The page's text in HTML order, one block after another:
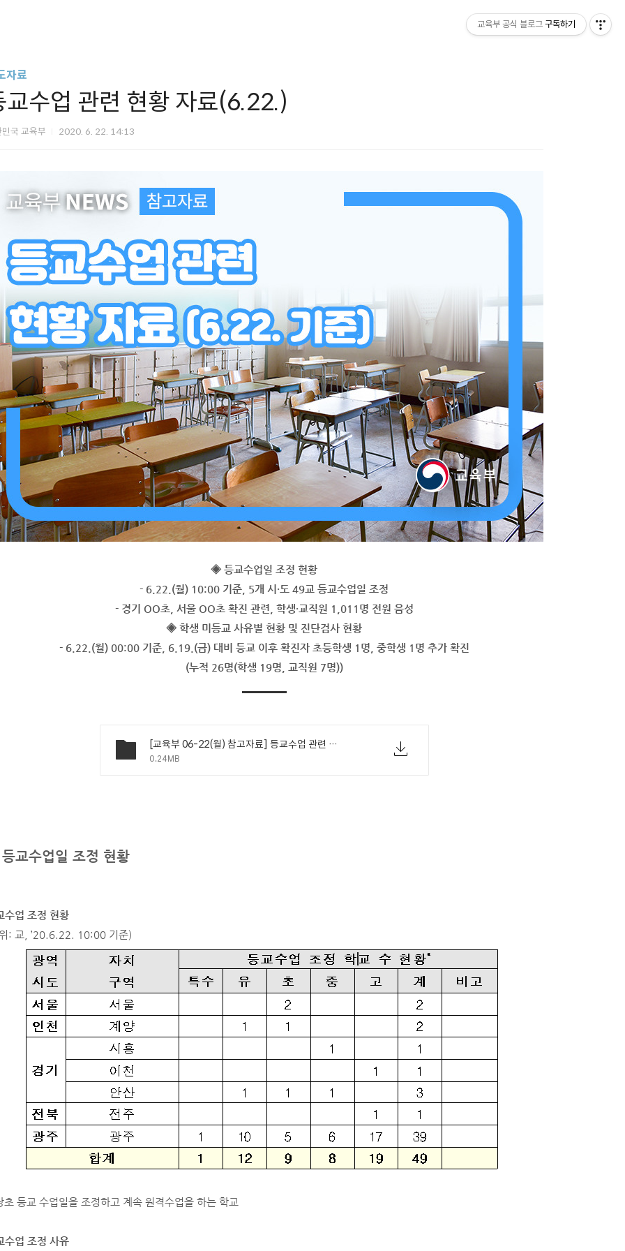
자료
교수업 관련 현황 자료(6.22.)
국 교육부 2020. 6. 22. 14:13
◈ 등교수업일 조정 현황
- 6.22.(월) 10:00 기준, 5개 시·도 49교 등교수업일 조정
- 경기 OO초, 서울 OO초 확진 관련, 학생·교직원 1,011명 전원 음성
◈ 학생 미등교 사유별 현황 및 진단검사 현황
- 6.22.(월) 00:00 기준, 6.19.(금) 대비 등교 이후 확진자 초등학생 1명, 중학생 1명 추가 확진
(누적 26명(학생 19명, 교직원 7명))
[교육부 06-22(월) 참고자료] 등교수업 관련 현황 자료(6.22.).pdf
0.24MB
교수업일 조정 현황
수업 조정 현황
: 교, ’20.6.22. 10:00 기준)
등교 수업일을 조정하고 계속 원격수업을 하는 학교
수업 조정 사유
교육부 공식 블로그 구독하기